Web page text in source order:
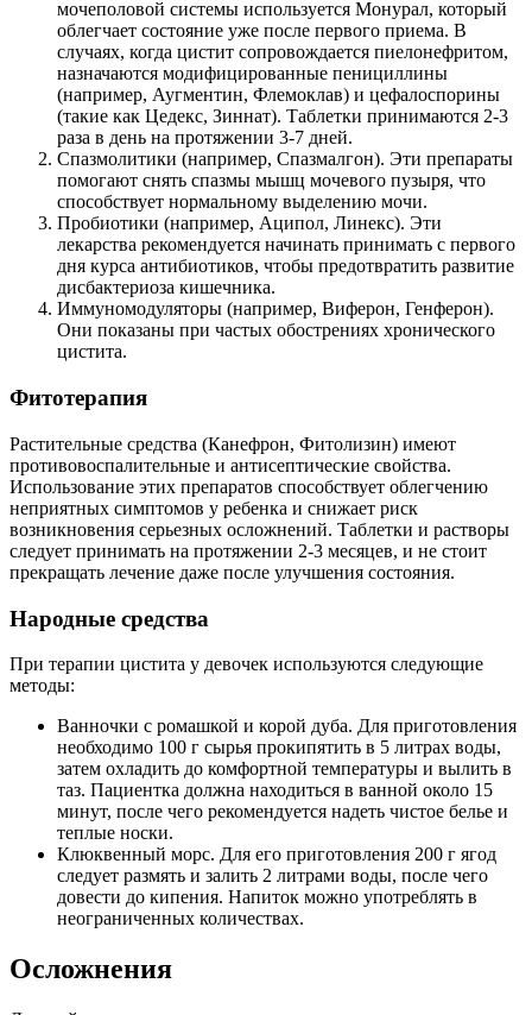
мочеполовой системы используется Монурал, который
облегчает состояние уже после первого приема. В
случаях, когда цистит сопровождается пиелонефритом,
назначаются модифицированные пенициллины
(например, Аугментин, Флемоклав) и цефалоспорины
(такие как Цедекс, Зиннат). Таблетки принимаются 2-3
раза в день на протяжении 3-7 дней.
Спазмолитики (например, Спазмалгон). Эти препараты
помогают снять спазмы мышц мочевого пузыря, что
способствует нормальному выделению мочи.
Пробиотики (например, Аципол, Линекс). Эти
лекарства рекомендуется начинать принимать с первого
дня курса антибиотиков, чтобы предотвратить развитие
дисбактериоза кишечника.
Иммуномодуляторы (например, Виферон, Генферон).
Они показаны при частых обострениях хронического
цистита.
Фитотерапия
Растительные средства (Канефрон, Фитолизин) имеют
противовоспалительные и антисептические свойства.
Использование этих препаратов способствует облегчению
неприятных симптомов у ребенка и снижает риск
возникновения серьезных осложнений. Таблетки и растворы
следует принимать на протяжении 2-3 месяцев, и не стоит
прекращать лечение даже после улучшения состояния.
Народные средства
При терапии цистита у девочек используются следующие
методы:
Ванночки с ромашкой и корой дуба. Для приготовления
необходимо 100 г сырья прокипятить в 5 литрах воды,
затем охладить до комфортной температуры и вылить в
таз. Пациентка должна находиться в ванной около 15
минут, после чего рекомендуется надеть чистое белье и
теплые носки.
Клюквенный морс. Для его приготовления 200 г ягод
следует размять и залить 2 литрами воды, после чего
довести до кипения. Напиток можно употреблять в
неограниченных количествах.
Осложнения